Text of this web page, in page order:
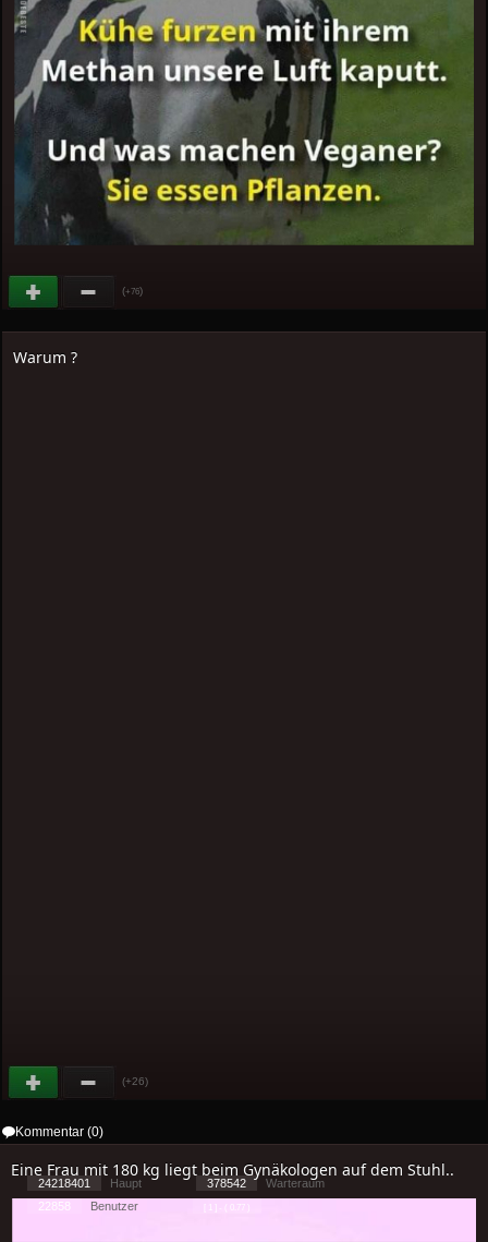
(+76)
Warum ?
(+26)
Kommentar (0)
Eine Frau mit 180 kg liegt beim Gynäkologen auf dem Stuhl..
24218401 Haupt 378542
Warteraum
22858
Benutzer [ 1 ] - ( 0.77 )